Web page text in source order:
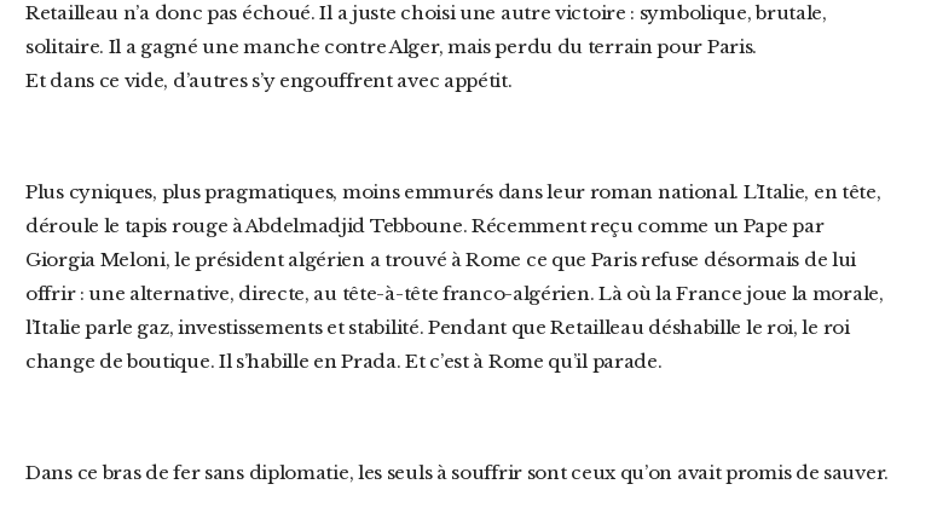
Retailleau n’a donc pas échoué. Il a juste choisi une autre victoire : symbolique, brutale,
solitaire. Il a gagné une manche contre Alger, mais perdu du terrain pour Paris.
Et dans ce vide, d’autres s’y engouffrent avec appétit.
Plus cyniques, plus pragmatiques, moins emmurés dans leur roman national. L’Italie, en tête,
déroule le tapis rouge à Abdelmadjid Tebboune. Récemment reçu comme un Pape par
Giorgia Meloni, le président algérien a trouvé à Rome ce que Paris refuse désormais de lui
offrir : une alternative, directe, au tête-à-tête franco-algérien. Là où la France joue la morale,
l’Italie parle gaz, investissements et stabilité. Pendant que Retailleau déshabille le roi, le roi
change de boutique. Il s’habille en Prada. Et c’est à Rome qu’il parade.
Dans ce bras de fer sans diplomatie, les seuls à souffrir sont ceux qu’on avait promis de sauver.